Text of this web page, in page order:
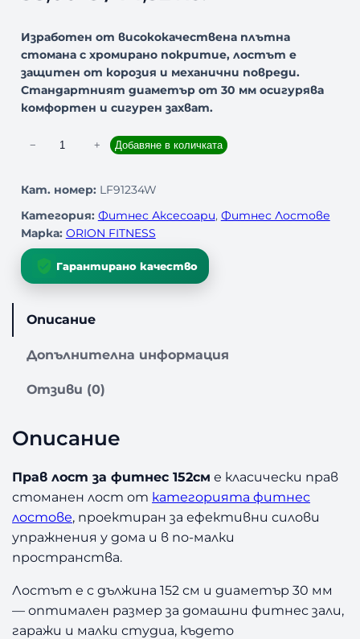
Изработен от висококачествена плътна
стомана с хромирано покритие, лостът е
защитен от корозия и механични повреди.
Стандартният диаметър от 30 мм осигурява
комфортен и сигурен захват.
ч
е
с
т
П
л
о
т
з
а
ф
и
н
− + Добавяне в количката
Кат. номер: LF91234W
Категория: Фитнес Аксесоари, Фитнес Лостове
Марка: ORION FITNESS
Гарантирано качество
Описание
Допълнителна информация
Отзиви (0)
Описание
Прав лост за фитнес 152см е класически прав
стоманен лост от категорията фитнес
лостове, проектиран за ефективни силови
упражнения у дома и в по-малки
пространства.
Лостът е с дължина 152 см и диаметър 30 мм
— оптимален размер за домашни фитнес зали,
гаражи и малки студиа, където